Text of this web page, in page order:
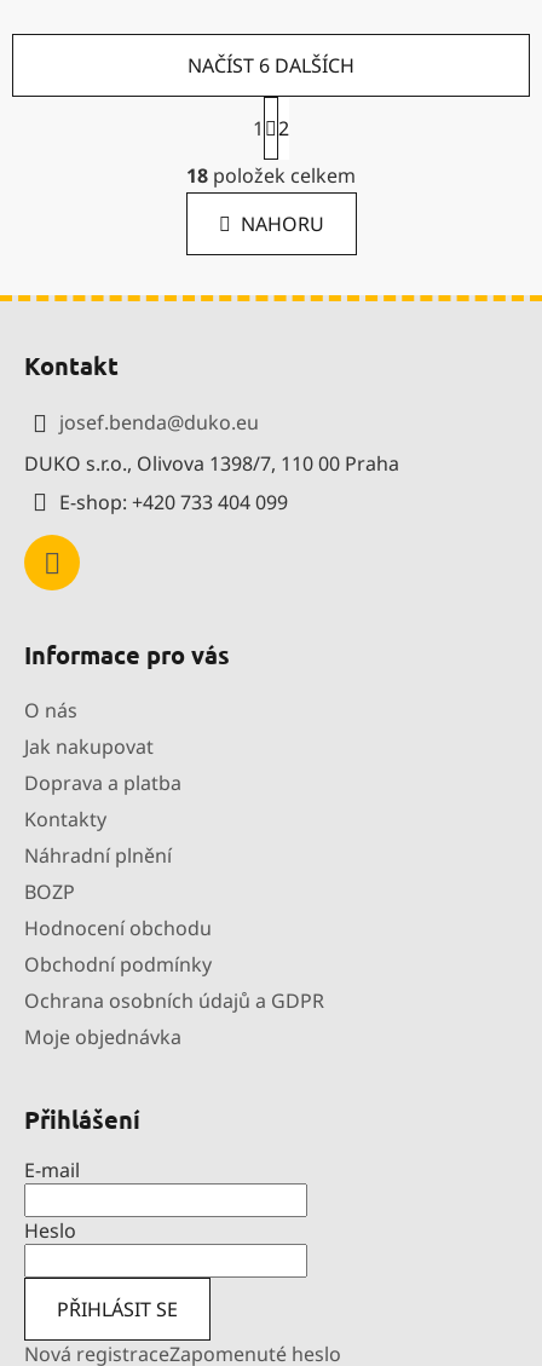
O
v
l
á
d
a
k
y
v
NAČÍST 6 DALŠÍCH
S
t
r
á
n
k
á
1
2
18 položek celkem
NAHORU
Kontakt
josef.benda@duko.eu
DUKO s.r.o., Olivova 1398/7, 110 00 Praha
E-shop: +420 733 404 099
Informace pro vás
O nás
Jak nakupovat
Doprava a platba
Kontakty
Náhradní plnění
BOZP
Hodnocení obchodu
Obchodní podmínky
Ochrana osobních údajů a GDPR
Moje objednávka
Přihlášení
E-mail
Heslo
PŘIHLÁSIT SE
Nová registraceZapomenuté heslo